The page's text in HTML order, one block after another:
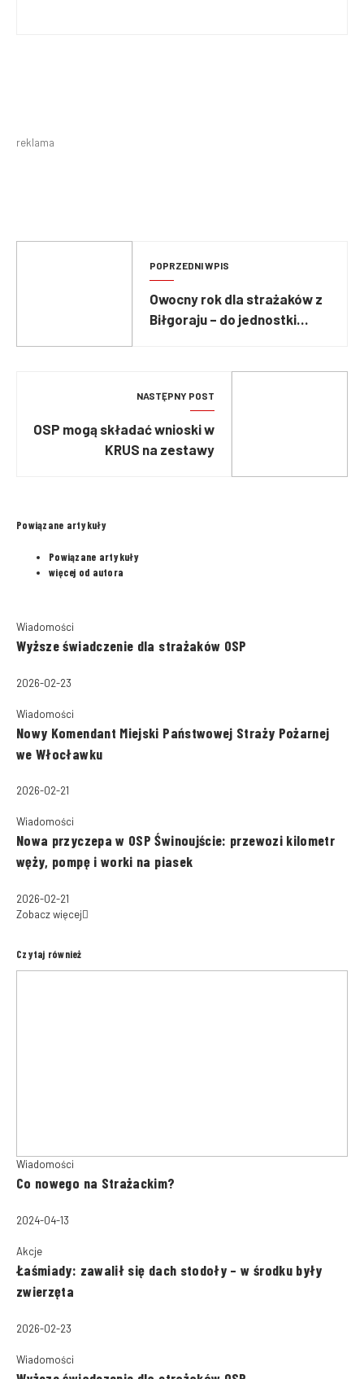
reklama
POPRZEDNI WPIS
Owocny rok dla strażaków z
Biłgoraju – do jednostki
NASTĘPNY POST
OSP mogą składać wnioski w
KRUS na zestawy
Powiązane artykuły
Powiązane artykuły
więcej od autora
Wiadomości
Wyższe świadczenie dla strażaków OSP
2026-02-23
Wiadomości
Nowy Komendant Miejski Państwowej Straży Pożarnej
we Włocławku
2026-02-21
Wiadomości
Nowa przyczepa w OSP Świnoujście: przewozi kilometr
węży, pompę i worki na piasek
2026-02-21
Zobacz więcej
Czytaj również
Wiadomości
Co nowego na Strażackim?
2024-04-13
Akcje
Łaśmiady: zawalił się dach stodoły – w środku były
zwierzęta
2026-02-23
Wiadomości